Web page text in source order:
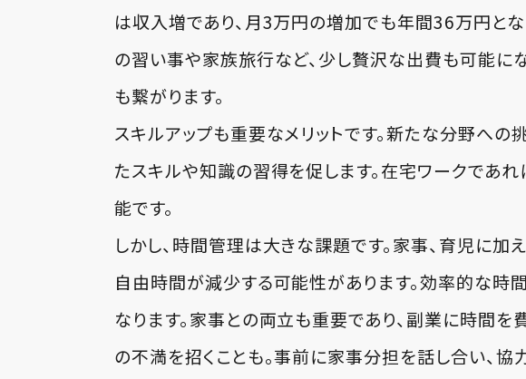
は収入増であり、月3万円の増加でも年間36万円とな
の習い事や家族旅行など、少し贅沢な出費も可能に
も繋がります。
スキルアップも重要なメリットです。新たな分野へ
たスキルや知識の習得を促します。在宅ワークであ
能です。
しかし、時間管理は大きな課題です。家事、育児に加
自由時間が減少する可能性があります。効率的な
なります。家事との両立も重要であり、副業に時間を
の不満を招くことも。事前に家事分担を話し合い、協